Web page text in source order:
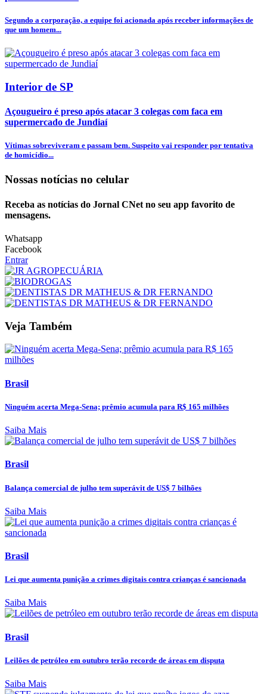
Segundo a corporação, a equipe foi acionada após receber informações de
que um homem...
Interior de SP
Açougueiro é preso após atacar 3 colegas com faca em
supermercado de Jundiaí
Vítimas sobreviveram e passam bem. Suspeito vai responder por tentativa
de homicídio...
Nossas notícias no celular
Receba as notícias do Jornal CNet no seu app favorito de
mensagens.
Whatsapp
Facebook
Entrar
Veja Também
Brasil
Ninguém acerta Mega-Sena; prêmio acumula para R$ 165 milhões
Saiba Mais
Brasil
Balança comercial de julho tem superávit de US$ 7 bilhões
Saiba Mais
Brasil
Lei que aumenta punição a crimes digitais contra crianças é sancionada
Saiba Mais
Brasil
Leilões de petróleo em outubro terão recorde de áreas em disputa
Saiba Mais